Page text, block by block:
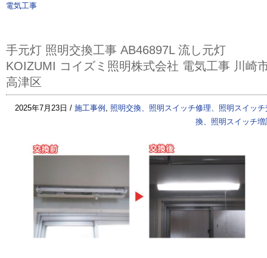
電気工事
手元灯 照明交換工事 AB46897L 流し元灯
KOIZUMI コイズミ照明株式会社 電気工事 川崎
高津区
2025年7月23日 / 施工事例
照明交換、照明スイッチ修理、照明スイッチ
換、照明スイッチ増